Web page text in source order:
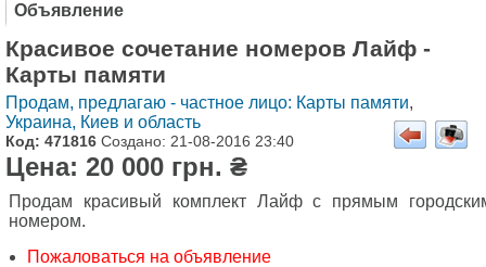
Объявление
Красивое сочетание номеров Лайф -
Карты памяти
Продам, предлагаю - частное лицо: Карты памяти,
Украина, Киев и область
Код: 471816 Создано: 21-08-2016 23:40
Цена: 20 000 грн. ₴
Продам красивый комплект Лайф с прямым
номером.
Пожаловаться на объявление